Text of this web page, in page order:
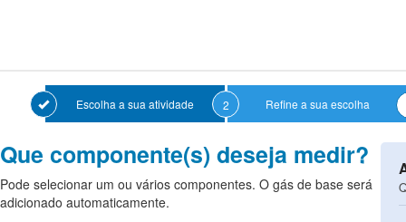
Escolha a sua atividade 2 Refine a sua escolha
Que componente(s) deseja medir?
Pode selecionar um ou vários componentes. O gás de base será
adicionado automaticamente.